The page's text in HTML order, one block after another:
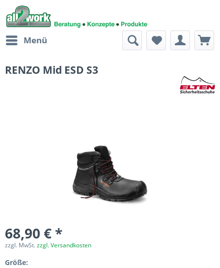
Menü
RENZO Mid ESD S3
68,90 € *
zzgl. MwSt.zzgl. Versandkosten
Größe: